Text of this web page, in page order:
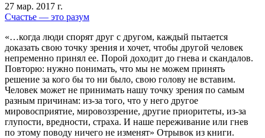
27 мар. 2017 г.
Счастье — это разум
«…когда люди спорят друг с другом, каждый пытается
доказать свою точку зрения и хочет, чтобы другой человек
непременно принял ее. Порой доходит до гнева и скандалов.
Повторю: нужно понимать, что мы не можем принять
решение за кого бы то ни было, свою голову не вставим.
Человек может не принимать нашу точку зрения по самым
разным причинам: из-за того, что у него другое
мировосприятие, мировоззрение, другие приоритеты, из-за
глупости, вредности, страха. И наше переживание или гнев
по этому поводу ничего не изменят» Отрывок из книги.